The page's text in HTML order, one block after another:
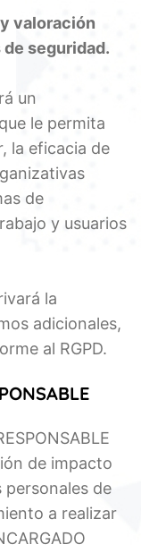
valoración
seguridad.
un
le permita
la eficacia de
de
y usuarios
la
adicionales,
al RGPD.
de impacto
de
a realizar